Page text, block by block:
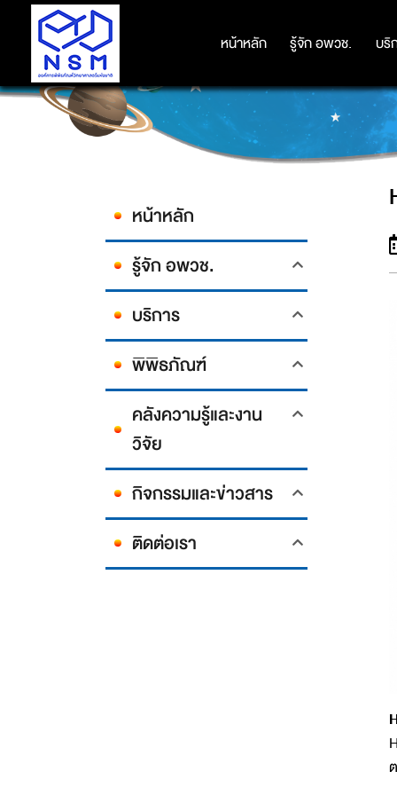
หน้าหลัก รู้จัก อพวช. บริ
หน้าหลัก รู้จัก อพวช. บริ
หน้าหลัก
รู้จัก อพวช.
บริการ
พิพิธภัณฑ์
คลังความรู้และงาน
วิจัย
กิจกรรมและข่าวสาร
ติดต่อเรา